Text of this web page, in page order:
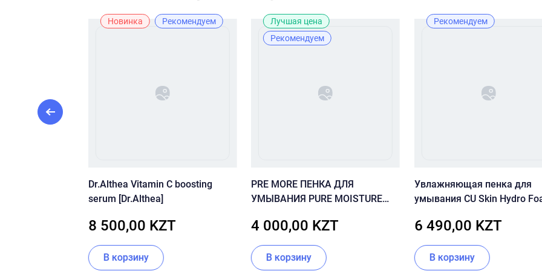
Новинка Рекомендуем
Dr.Althea Vitamin C boosting
serum [Dr.Althea]
8 500,00 KZT
В корзину
Лучшая цена
Рекомендуем
PRE MORE ПЕНКА ДЛЯ
УМЫВАНИЯ PURE MOISTURE
4 000,00 KZT
В корзину
Рекомендуем
Увлажняющая пенка для
умывания CU Skin Hydro
6 490,00 KZT
В корзину